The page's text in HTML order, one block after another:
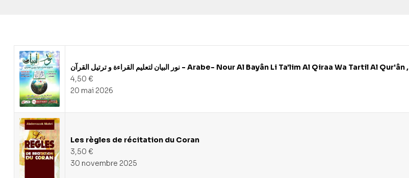
نور البيان لتعليم القراءة و ترتيل القرآن - Arabe- Nour Al Bayân Li Ta'lim Al Qiraa Wa Tartil Al Qur'ân ,
4,50 €
20 mai 2026
Les règles de récitation du Coran
3,50 €
30 novembre 2025